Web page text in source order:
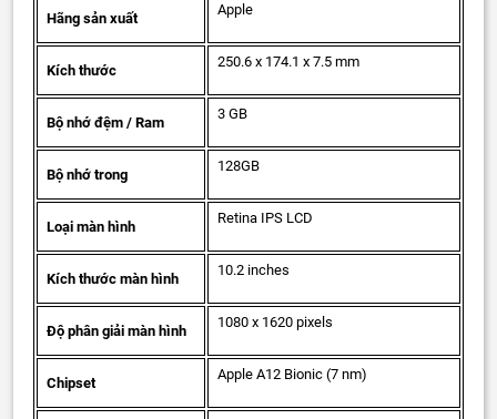
Hãng sản xuất
Apple
Kích thước
250.6 x 174.1 x 7.5 mm
Bộ nhớ đệm / Ram
3 GB
Bộ nhớ trong
128GB
Loại màn hình
Retina IPS LCD
Kích thước màn hình
10.2 inches
Độ phân giải màn hình
1080 x 1620 pixels
Chipset
Apple A12 Bionic (7 nm)